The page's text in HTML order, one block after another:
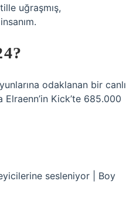
uğraşmış,
odaklanan bir canlı
Elraenn’in Kick’te 685.000
sesleniyor | Boy